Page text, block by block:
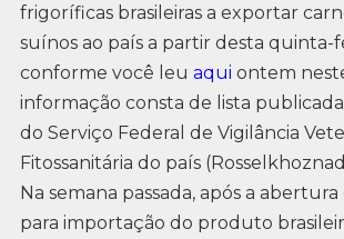
frigoríficas brasileiras a exportar
suínos ao país a partir desta quinta-
conforme você leu aqui ontem
informação consta de lista publicada
do Serviço Federal de Vigilância
Fitossanitária do país
Na semana passada, após a
para importação do produto